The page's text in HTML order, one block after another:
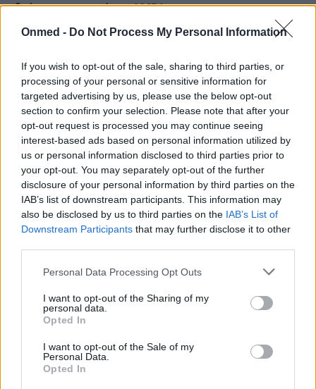
Onmed - Do Not Process My Personal Information
If you wish to opt-out of the sale, sharing to third parties, or
processing of your personal or sensitive information for
targeted advertising by us, please use the below opt-out
section to confirm your selection. Please note that after your
opt-out request is processed you may continue seeing
interest-based ads based on personal information utilized by
us or personal information disclosed to third parties prior to
your opt-out. You may separately opt-out of the further
disclosure of your personal information by third parties on the
IAB’s list of downstream participants. This information may
also be disclosed by us to third parties on the IAB’s List of
Downstream Participants that may further disclose it to other
Personal Data Processing Opt Outs
I want to opt-out of the Sharing of my
personal data.
Opted In
I want to opt-out of the Sale of my
Personal Data.
Opted In
δείγματα περιείχαν AMPA.
«Τα υψηλότερα επίπεδα φθαλικών αλάτων που
βρέθηκαν στις κάψουλες καφέ και στον καφέ σε
κονσέρβα, υποδηλώνουν ότι η συσκευασία μπορεί
να είναι μια σημαντική πηγή έκθεσης σε αυτές τις
χημικές ουσίες που προκαλούν ανησυχία», είπαν οι
ειδικοί.
«Είναι εξαιρετικά ανεύθυνο να παραπλανώνται οι
καταναλωτές σχετικά με την ασφάλεια του
αγαπημένου τους ροφήματος. Επί δεκαετίες,
ανεξάρτητες επιστημονικές μελέτες
αποδεικνύουν ότι οι καταναλωτές καφέ ζουν
περισσότερο και έχουν καλύτερη υγεία», δήλωσε ο
Coffee Association (NCA), William «Bill» Murray.
Οι καταναλωτές καφέ μπορούν να περιορίσουν
τις επιβλαβείς ουσίες με τους εξής τρόπους: